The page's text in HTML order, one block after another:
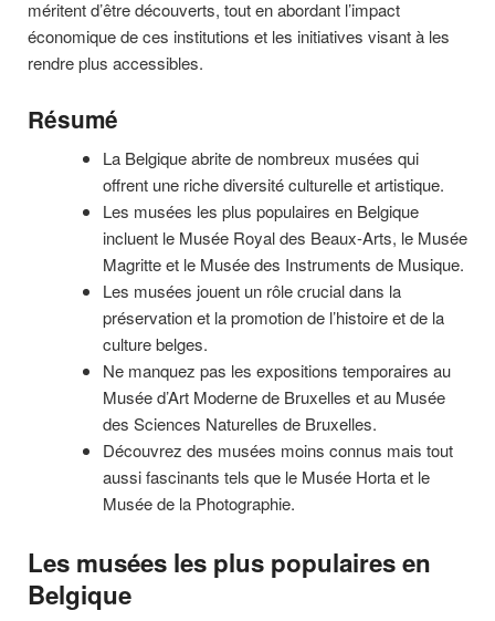
méritent d’être découverts, tout en abordant l’impact
économique de ces institutions et les initiatives visant à les
rendre plus accessibles.
Résumé
La Belgique abrite de nombreux musées qui
offrent une riche diversité culturelle et artistique.
Les musées les plus populaires en Belgique
incluent le Musée Royal des Beaux-Arts, le Musée
Magritte et le Musée des Instruments de Musique.
Les musées jouent un rôle crucial dans la
préservation et la promotion de l’histoire et de la
culture belges.
Ne manquez pas les expositions temporaires au
Musée d’Art Moderne de Bruxelles et au Musée
des Sciences Naturelles de Bruxelles.
Découvrez des musées moins connus mais tout
aussi fascinants tels que le Musée Horta et le
Musée de la Photographie.
Les musées les plus populaires en
Belgique